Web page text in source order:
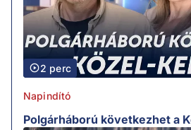
2 perc
Napindító
Polgárháború következhet a